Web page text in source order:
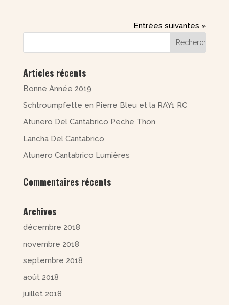
Entrées suivantes »
Articles récents
Bonne Année 2019
Schtroumpfette en Pierre Bleu et la RAY1 RC
Atunero Del Cantabrico Peche Thon
Lancha Del Cantabrico
Atunero Cantabrico Lumières
Commentaires récents
Archives
décembre 2018
novembre 2018
septembre 2018
août 2018
juillet 2018